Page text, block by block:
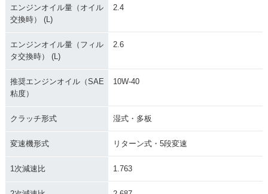
エンジンオイル量（オイル
交換時） (L)
2.4
エンジンオイル量（フィル
タ交換時） (L)
2.6
推奨エンジンオイル（SAE
粘度）
10W-40
クラッチ形式 湿式・多板
変速機形式 リターン式・5段変速
1次減速比 1.763